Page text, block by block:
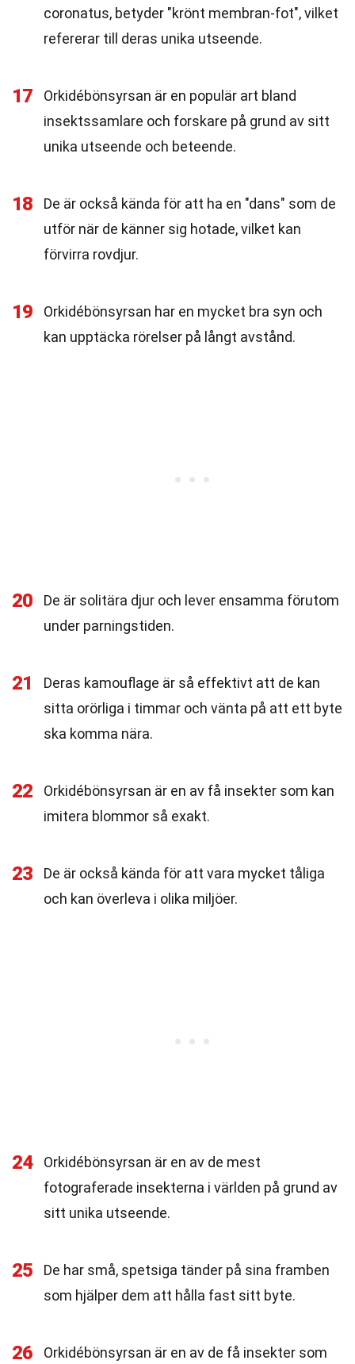
coronatus, betyder "krönt membran-fot", vilket
refererar till deras unika utseende.
17
Orkidébönsyrsan är en populär art bland
insektssamlare och forskare på grund av sitt
unika utseende och beteende.
18
De är också kända för att ha en "dans" som de
utför när de känner sig hotade, vilket kan
förvirra rovdjur.
19
Orkidébönsyrsan har en mycket bra syn och
kan upptäcka rörelser på långt avstånd.
20
De är solitära djur och lever ensamma förutom
under parningstiden.
21
Deras kamouflage är så effektivt att de kan
sitta orörliga i timmar och vänta på att ett byte
ska komma nära.
22
Orkidébönsyrsan är en av få insekter som kan
imitera blommor så exakt.
23
De är också kända för att vara mycket tåliga
och kan överleva i olika miljöer.
24
Orkidébönsyrsan är en av de mest
fotograferade insekterna i världen på grund av
sitt unika utseende.
25
De har små, spetsiga tänder på sina framben
som hjälper dem att hålla fast sitt byte.
26 Orkidébönsyrsan är en av de få insekter som